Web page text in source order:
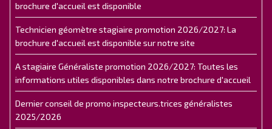
brochure d'accueil est disponible
Technicien géomètre stagiaire promotion 2026/2027: La
brochure d'accueil est disponible sur notre site
A stagiaire Généraliste promotion 2026/2027: Toutes les
informations utiles disponibles dans notre brochure d'accueil
Dernier conseil de promo inspecteurs.trices généralistes
2025/2026